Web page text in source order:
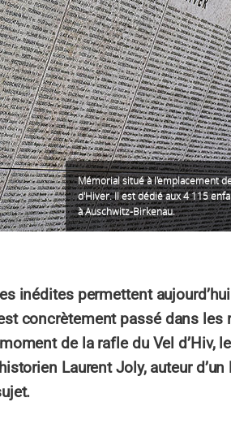
Mémorial situé à l'emplacement
d'Hiver. Il est dédié aux 4 115
à Auschwitz-Birkenau.
inédites permettent
concrètement passé dans les
de la rafle du Vel d’Hiv,
Laurent Joly, auteur